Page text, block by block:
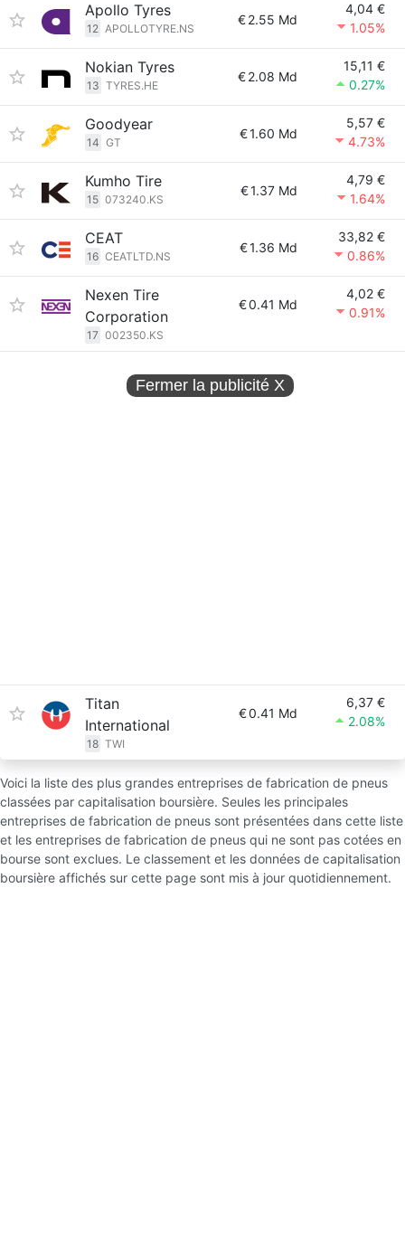
Apollo Tyres
12 APOLLOTYRE.NS
€2.55 Md
4,04 €
1.05%
Nokian Tyres
13 TYRES.HE
€2.08 Md
15,11 €
0.27%
Goodyear
14 GT
€1.60 Md
5,57 €
4.73%
Kumho Tire
15 073240.KS
€1.37 Md
4,79 €
1.64%
CEAT
16 CEATLTD.NS
€1.36 Md
33,82 €
0.86%
Nexen Tire
Corporation
17 002350.KS
€0.41 Md
4,02 €
0.91%
Fermer la publicité X
Titan
International
18 TWI
€0.41 Md
6,37 €
2.08%
Voici la liste des plus grandes entreprises de fabrication de pneus
classées par capitalisation boursière. Seules les principales
entreprises de fabrication de pneus sont présentées dans cette liste
et les entreprises de fabrication de pneus qui ne sont pas cotées en
bourse sont exclues. Le classement et les données de capitalisation
boursière affichés sur cette page sont mis à jour quotidiennement.